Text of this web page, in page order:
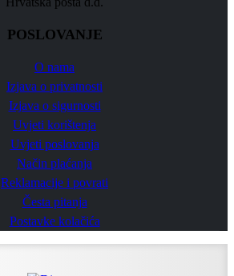
POSLOVANJE
O nama
Izjava o privatnosti
Izjava o sigurnosti
Uvjeti korištenja
Uvjeti poslovanja
Način plaćanja
Reklamacije i povrati
Česta pitanja
Postavke kolačića